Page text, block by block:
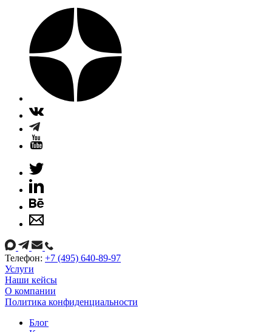
Телефон: +7 (495) 640-89-97
Услуги
Наши кейсы
О компании
Политика конфиденциальности
Блог